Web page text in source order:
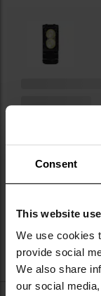
Consent
This website
We use cookies
provide social
We also share
our social